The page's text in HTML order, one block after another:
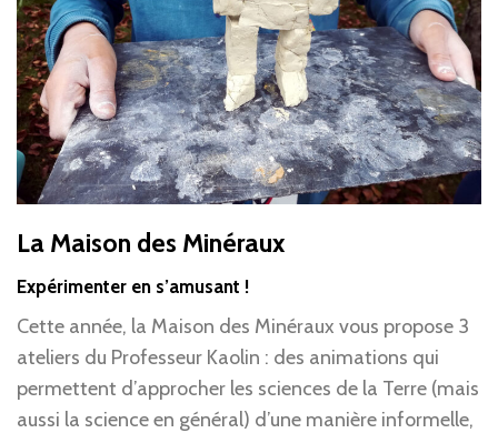
La Maison des Minéraux
Expérimenter en s’amusant !
Cette année, la Maison des Minéraux vous propose 3
ateliers du Professeur Kaolin : des animations qui
permettent d’approcher les sciences de la Terre (mais
aussi la science en général) d’une manière informelle,